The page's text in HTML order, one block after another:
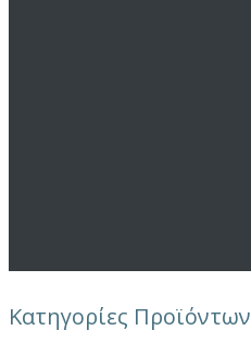
Κατηγορίες Προϊόντων